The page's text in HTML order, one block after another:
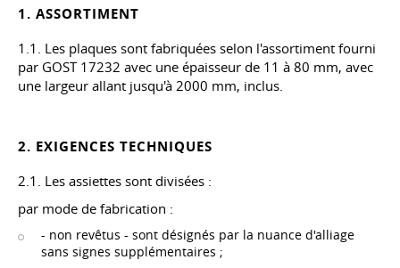
1. ASSORTIMENT
1.1. Les plaques sont fabriquées selon l'assortiment fourni
par GOST 17232 avec une épaisseur de 11 à 80 mm, avec
une largeur allant jusqu'à 2000 mm, inclus.
2. EXIGENCES TECHNIQUES
2.1. Les assiettes sont divisées :
par mode de fabrication :
- non revêtus - sont désignés par la nuance d'alliage
sans signes supplémentaires ;